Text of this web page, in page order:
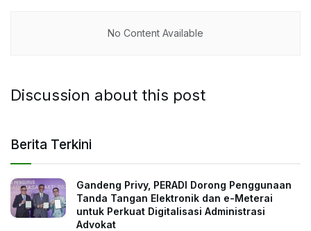
No Content Available
Discussion about this post
Berita Terkini
Gandeng Privy, PERADI Dorong Penggunaan
Tanda Tangan Elektronik dan e-Meterai
untuk Perkuat Digitalisasi Administrasi
Advokat